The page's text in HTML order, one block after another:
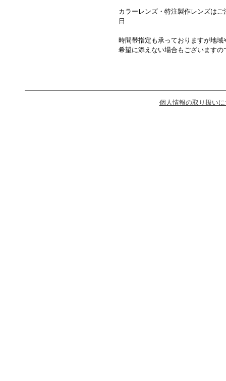
カラーレンズ・特注製作レンズは
日
時間帯指定も承っておりますが地域
希望に添えない場合もございますの
個人情報の取り扱い